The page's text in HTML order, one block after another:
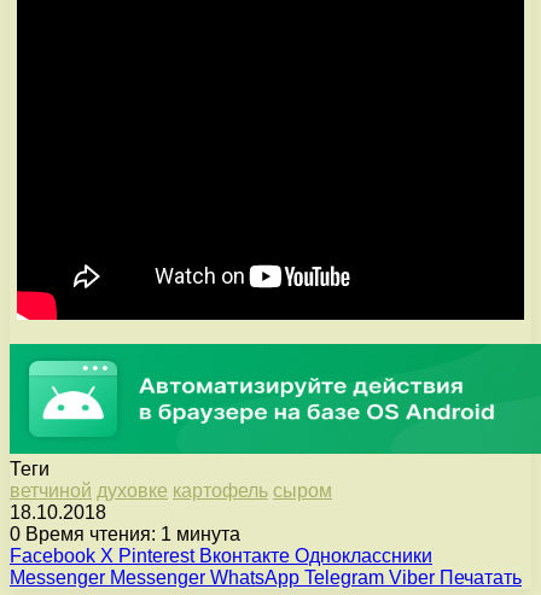
Теги
ветчиной духовке картофель сыром
18.10.2018
0 Время чтения: 1 минута
Facebook X Pinterest Вконтакте Одноклассники
Messenger Messenger WhatsApp Telegram Viber Печатать